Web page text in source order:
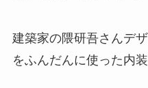
建築家の隈研吾さんデ
をふんだんに使った内